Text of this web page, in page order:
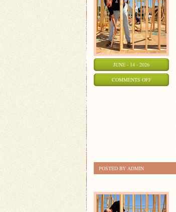
JUNE - 14 - 2026
COMMENTS OFFON
POSTED BY ADMIN